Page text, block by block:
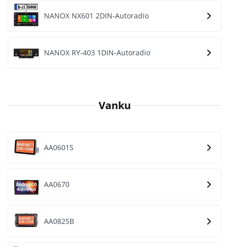
NANOX NX601 2DIN-Autoradio
NANOX RY-403 1DIN-Autoradio
Vanku
AA0601S
AA0670
AA0825B